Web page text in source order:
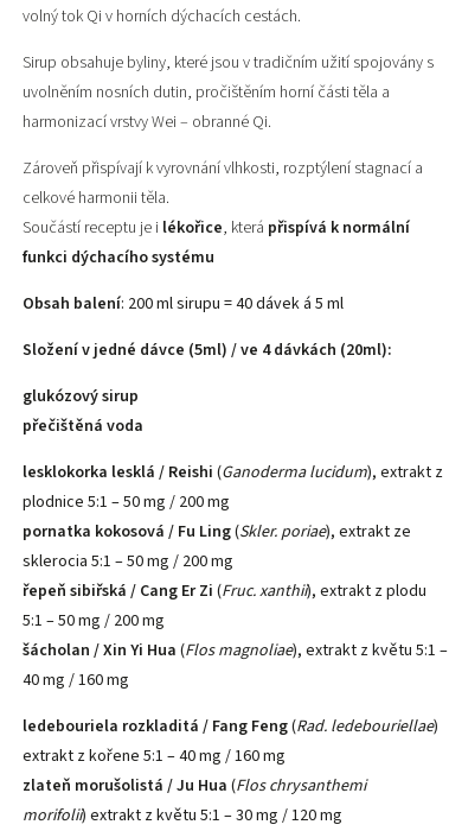
volný tok Qi v horních dýchacích cestách.
Sirup obsahuje byliny, které jsou v tradičním užití spojovány s
uvolněním nosních dutin, pročištěním horní části těla a
harmonizací vrstvy Wei – obranné Qi.
Zároveň přispívají k vyrovnání vlhkosti, rozptýlení stagnací a
celkové harmonii těla.
Součástí receptu je i lékořice, která přispívá k normální
funkci dýchacího systému
Obsah balení: 200 ml sirupu = 40 dávek á 5 ml
Složenív jedné dávce (5ml) / ve 4 dávkách (20ml):
glukózový sirup
přečištěná voda
lesklokorka lesklá / Reishi (Ganoderma lucidum), extrakt z
plodnice 5:1 – 50 mg / 200 mg
pornatka kokosová / Fu Ling(Skler. poriae), extrakt ze
sklerocia 5:1 – 50 mg / 200 mg
řepeň sibiřská / Cang Er Zi (Fruc. xanthii), extrakt z plodu
5:1 – 50 mg / 200 mg
šácholan / Xin Yi Hua (Flos magnoliae), extrakt z květu 5:1 –
40 mg / 160 mg
ledebouriela rozkladitá / Fang Feng(Rad. ledebouriellae)
extrakt z kořene 5:1 – 40 mg / 160 mg
zlateň morušolistá / Ju Hua (Flos chrysanthemi
morifolii) extrakt z květu 5:1 – 30 mg / 120 mg